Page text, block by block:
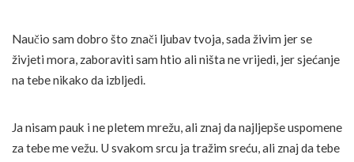
Naučio sam dobro što znači ljubav tvoja, sada živim jer se
živjeti mora, zaboraviti sam htio ali ništa ne vrijedi, jer sjećanje
na tebe nikako da izbljedi.
Ja nisam pauk i ne pletem mrežu, ali znaj da najljepše uspomene
za tebe me vežu. U svakom srcu ja tražim sreću, ali znaj da tebe